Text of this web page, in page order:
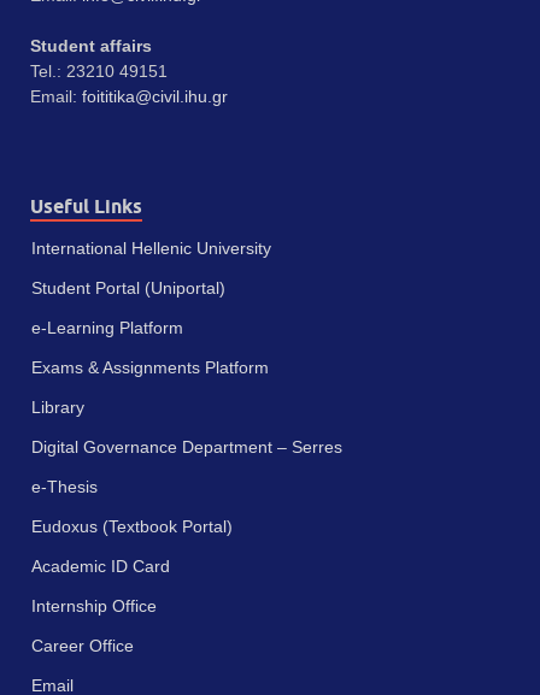
Student affairs
Tel.: 23210 49151
Email: foititika@civil.ihu.gr
Useful Links
International Hellenic University
Student Portal (Uniportal)
e-Learning Platform
Exams & Assignments Platform
Library
Digital Governance Department – Serres
e-Thesis
Eudoxus (Textbook Portal)
Academic ID Card
Internship Office
Career Office
Email